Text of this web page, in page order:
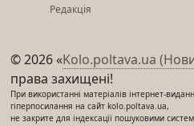
Редакція
© 2026 «Kolo.poltava.ua
права захищені!
При використанні матеріалів інтернет-
гіперпосилання на сайт kolo.poltava.ua,
не закрите для індексації пошуковими